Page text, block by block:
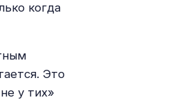
когда
Это
у тих»